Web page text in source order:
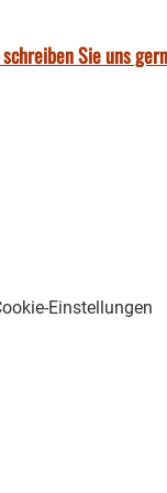
Sie uns
Einstellungen